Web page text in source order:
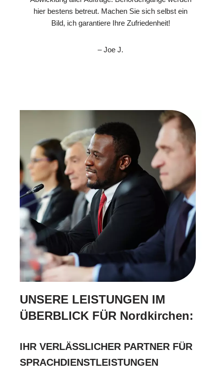
hier bestens betreut. Machen Sie sich selbst ein
Bild, ich garantiere Ihre Zufriedenheit!
– Joe J.
UNSERE LEISTUNGEN IM
ÜBERBLICK FÜR Nordkirchen:
IHR VERLÄSSLICHER PARTNER FÜR
SPRACHDIENSTLEISTUNGEN